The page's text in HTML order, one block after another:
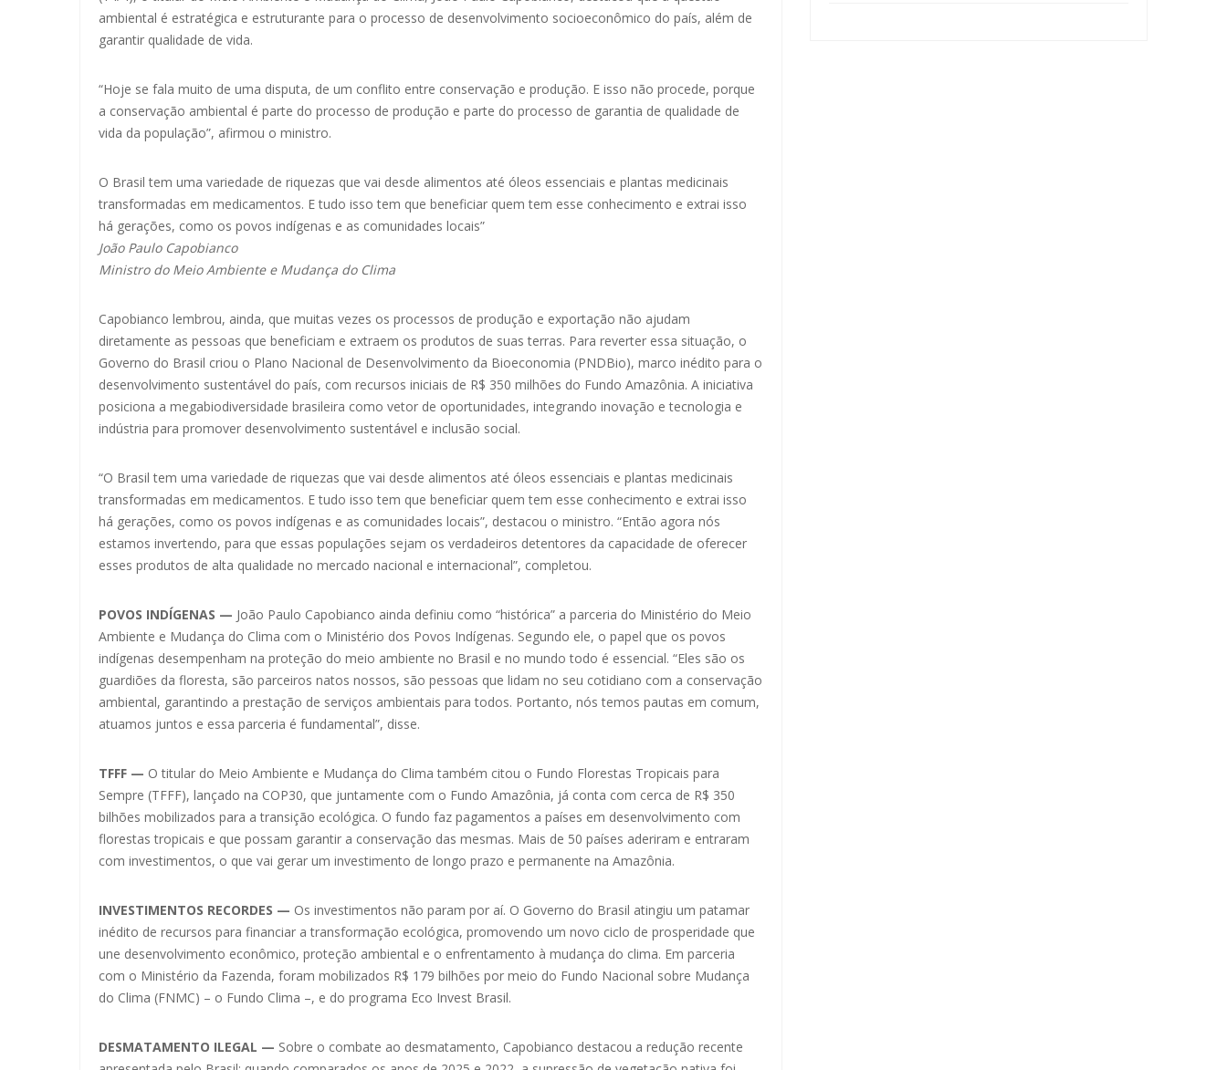
ambiental é estratégica e estruturante para o processo de desenvolvimento socioeconômico do país, além de
garantir qualidade de vida.
“Hoje se fala muito de uma disputa, de um conflito entre conservação e produção. E isso não procede, porque
a conservação ambiental é parte do processo de produção e parte do processo de garantia de qualidade de
vida da população”, afirmou o ministro.
O Brasil tem uma variedade de riquezas que vai desde alimentos até óleos essenciais e plantas medicinais
transformadas em medicamentos. E tudo isso tem que beneficiar quem tem esse conhecimento e extrai isso
há gerações, como os povos indígenas e as comunidades locais”
João Paulo Capobianco
Ministro do Meio Ambiente e Mudança do Clima
Capobianco lembrou, ainda, que muitas vezes os processos de produção e exportação não ajudam
diretamente as pessoas que beneficiam e extraem os produtos de suas terras. Para reverter essa situação, o
Governo do Brasil criou o Plano Nacional de Desenvolvimento da Bioeconomia (PNDBio), marco inédito para o
desenvolvimento sustentável do país, com recursos iniciais de R$ 350 milhões do Fundo Amazônia. A iniciativa
posiciona a megabiodiversidade brasileira como vetor de oportunidades, integrando inovação e tecnologia e
indústria para promover desenvolvimento sustentável e inclusão social.
“O Brasil tem uma variedade de riquezas que vai desde alimentos até óleos essenciais e plantas medicinais
transformadas em medicamentos. E tudo isso tem que beneficiar quem tem esse conhecimento e extrai isso
há gerações, como os povos indígenas e as comunidades locais”, destacou o ministro. “Então agora nós
estamos invertendo, para que essas populações sejam os verdadeiros detentores da capacidade de oferecer
esses produtos de alta qualidade no mercado nacional e internacional”, completou.
POVOS INDÍGENAS — João Paulo Capobianco ainda definiu como “histórica” a parceria do Ministério do Meio
Ambiente e Mudança do Clima com o Ministério dos Povos Indígenas. Segundo ele, o papel que os povos
indígenas desempenham na proteção do meio ambiente no Brasil e no mundo todo é essencial. “Eles são os
guardiões da floresta, são parceiros natos nossos, são pessoas que lidam no seu cotidiano com a conservação
ambiental, garantindo a prestação de serviços ambientais para todos. Portanto, nós temos pautas em comum,
atuamos juntos e essa parceria é fundamental”, disse.
TFFF — O titular do Meio Ambiente e Mudança do Clima também citou o Fundo Florestas Tropicais para
Sempre (TFFF), lançado na COP30, que juntamente com o Fundo Amazônia, já conta com cerca de R$ 350
bilhões mobilizados para a transição ecológica. O fundo faz pagamentos a países em desenvolvimento com
florestas tropicais e que possam garantir a conservação das mesmas. Mais de 50 países aderiram e entraram
com investimentos, o que vai gerar um investimento de longo prazo e permanente na Amazônia.
INVESTIMENTOS RECORDES — Os investimentos não param por aí. O Governo do Brasil atingiu um patamar
inédito de recursos para financiar a transformação ecológica, promovendo um novo ciclo de prosperidade que
une desenvolvimento econômico, proteção ambiental e o enfrentamento à mudança do clima. Em parceria
com o Ministério da Fazenda, foram mobilizados R$ 179 bilhões por meio do Fundo Nacional sobre Mudança
do Clima (FNMC) – o Fundo Clima –, e do programa Eco Invest Brasil.
DESMATAMENTO ILEGAL — Sobre o combate ao desmatamento, Capobianco destacou a redução recente